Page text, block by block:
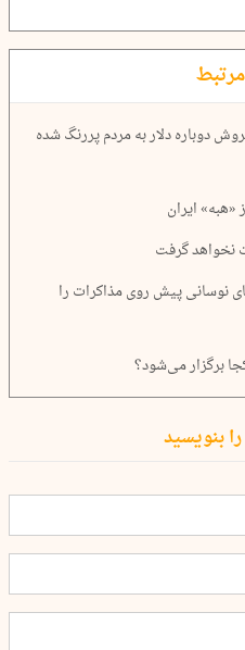
دوباره دلار به مردم پررنگ شده
ایران
نخواهد گرفت
نوسانی پیش روی مذاکرات را
برگزار می‌شود؟
بنویسید